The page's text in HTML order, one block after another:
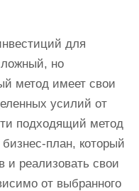
для
но
метод имеет свои
усилий от
подходящий метод
план, который
и реализовать свои
от выбранного